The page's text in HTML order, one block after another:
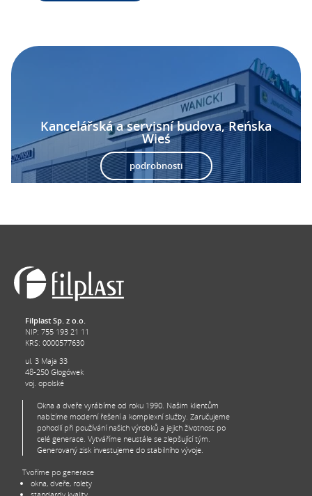
Kancelářská a servisní budova, Reńska
Wieś
podrobnosti
Filplast Sp. z o.o.
NIP: 755 193 21 11
KRS: 0000577630
ul. 3 Maja 33
48-250 Głogówek
voj. opolské
Okna a dveře vyrábíme od roku 1990. Našim klientům
nabízíme moderní řešení a komplexní služby. Zaručujeme
pohodlí při používání našich výrobků a jejich životnost po
celé generace. Vytváříme neustále se zlepšující tým.
Generovaný zisk investujeme do stabilního vývoje.
Tvoříme po generace
okna, dveře, rolety